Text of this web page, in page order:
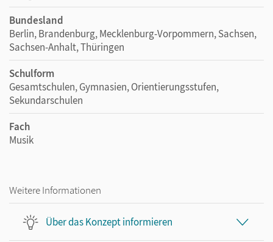
Bundesland
Berlin, Brandenburg, Mecklenburg-Vorpommern, Sachsen,
Sachsen-Anhalt, Thüringen
Schulform
Gesamtschulen, Gymnasien, Orientierungsstufen,
Sekundarschulen
Fach
Musik
Weitere Informationen
Über das Konzept informieren